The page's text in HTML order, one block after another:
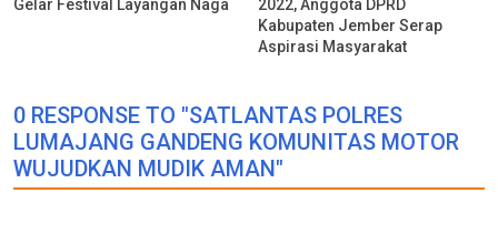
Gelar Festival Layangan Naga
2022, Anggota DPRD
Kabupaten Jember Serap
Aspirasi Masyarakat
0 RESPONSE TO "SATLANTAS POLRES
LUMAJANG GANDENG KOMUNITAS MOTOR
WUJUDKAN MUDIK AMAN"